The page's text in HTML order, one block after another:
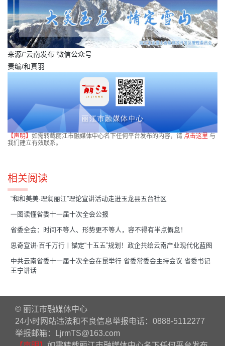
来源/“云南发布”微信公众号
责编/和真羽
【声明】 如需转载丽江市融媒体中心名下任何平台发布的内容，请 点击这里 与
我们建立有效联系。
相关阅读
“和和美美·理润丽江”理论宣讲活动走进玉龙县五台社区
一图读懂省委十一届十次全会公报
省委全会：时间不等人、形势更不等人，容不得有半点懈怠！
思奇宣讲·百千万行丨锚定“十五五”规划！政企共绘云南产业现代化蓝图
中共云南省委十一届十次全会在昆举行 省委常委会主持会议 省委书记
王宁讲话
© 丽江市融媒体中心
24小时网站违法和不良信息举报电话：0888-5112277
举报邮箱：LjrmTS@163.com